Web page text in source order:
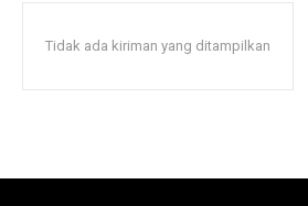
Tidak ada kiriman yang ditampilkan